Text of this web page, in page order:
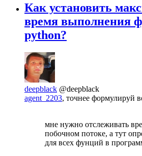
Как установить
время выполнения
python?
deepblack @deepblack
agent_2203, точнее формулируй
мне нужно отслеживать
побочном потоке, а тут
для всех фунций в